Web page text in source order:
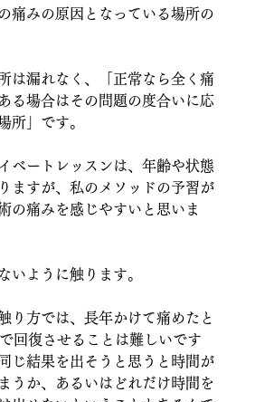
痛みの原因となっている場所の
は漏れなく、「正常なら全く痛
る場合はその問題の度合いに応
所」です。
ベートレッスンは、年齢や状態
ますが、私のメソッドの予習が
の痛みを感じやすいと思いま
いように触ります。
り方では、長年かけて痛めたと
回復させることは難しいです
じ結果を出そうと思うと時間が
うか、あるいはどれだけ時間を